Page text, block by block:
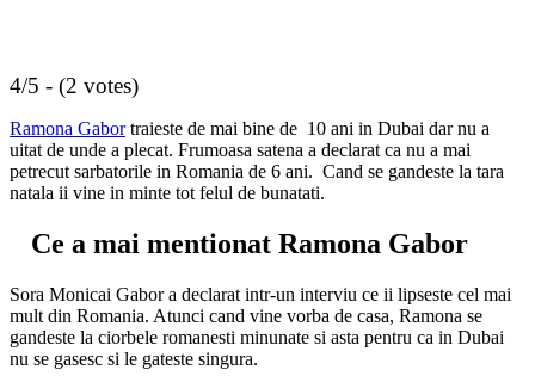
4/5 - (2 votes)
Ramona Gabortraieste de mai bine de 10 ani in Dubai dar nu a
uitat de unde a plecat. Frumoasa satena a declarat ca nu a mai
petrecut sarbatorile in Romania de 6 ani. Cand se gandeste la tara
natala ii vine in minte tot felul de bunatati.
Ce a mai mentionat Ramona Gabor
Sora Monicai Gabor a declarat intr-un interviu ce ii lipseste cel mai
mult din Romania. Atunci cand vine vorba de casa, Ramona se
gandeste la ciorbele romanesti minunate si asta pentru ca in Dubai
nu se gasesc si le gateste singura.